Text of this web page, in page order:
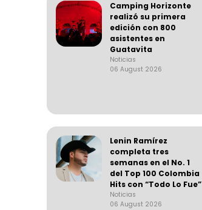
Camping Horizonte
realizó su primera
edición con 800
asistentes en
Guatavita
Noticias
06 August 2026
Lenin Ramírez
completa tres
semanas en el No. 1
del Top 100 Colombia
Hits con “Todo Lo Fue”
Noticias
06 August 2026